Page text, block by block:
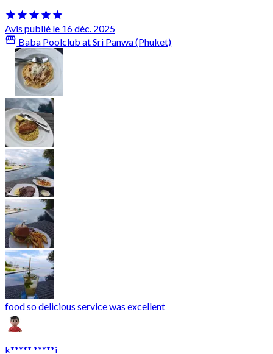
Avis publié le 16 déc. 2025
Baba Poolclub at Sri Panwa (Phuket)
food so delicious service was excellent
k***** *****i